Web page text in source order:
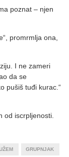
poznat – njen
promrmlja ona,
I ne zameri
da se
pušiš tuđi kurac.“
od iscrpljenosti.
GRUPNJAK